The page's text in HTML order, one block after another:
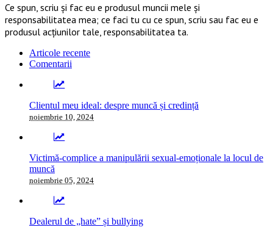
Ce spun, scriu și fac eu e produsul muncii mele și
responsabilitatea mea; ce faci tu cu ce spun, scriu sau fac eu e
produsul acțiunilor tale, responsabilitatea ta.
Articole recente
Comentarii
Clientul meu ideal: despre muncă și credință
noiembrie 10, 2024
Victimă-complice a manipulării sexual-emoționale la locul de
muncă
noiembrie 05, 2024
Dealerul de „hate” și bullying